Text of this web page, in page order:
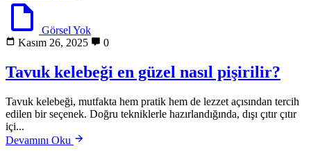
Görsel Yok
Kasım 26, 2025
0
Tavuk kelebeği en güzel nasıl pişirilir?
Tavuk kelebeği, mutfakta hem pratik hem de lezzet açısından tercih
edilen bir seçenek. Doğru tekniklerle hazırlandığında, dışı çıtır çıtır
içi...
Devamını Oku